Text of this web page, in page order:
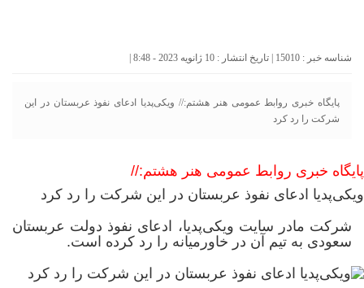
شناسه خبر : 15010 | تاریخ انتشار : 10 ژانویه 2023 - 8:48 |
پایگاه خبری روابط عمومی هنر هشتم:// ویکی‌پدیا ادعای نفوذ عربستان در این
شرکت را رد کرد
پایگاه خبری روابط عمومی هنر هشتم://
ویکی‌پدیا ادعای نفوذ عربستان در این شرکت را رد کرد
شرکت مادر سایت ویکی‌پدیا، ادعای نفوذ دولت عربستان
سعودی به تیم آن در خاورمیانه را رد کرده است.